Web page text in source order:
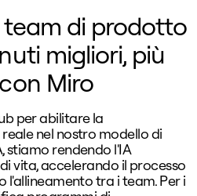
di prodotto
migliori, più
Miro
per abilitare la
nel nostro modello di
stiamo rendendo l'IA
vita, accelerando il processo
l'allineamento tra i team. Per i